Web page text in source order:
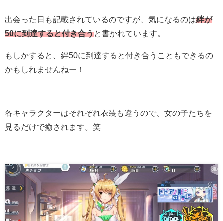
出会った日も記載されているのですが、気になるのは絆が
50に到達すると付き合うと書かれています。
もしかすると、絆50に到達すると付き合うこともできるの
かもしれませんねー！
各キャラクターはそれぞれ衣装も違うので、女の子たちを
見るだけで癒されます。笑